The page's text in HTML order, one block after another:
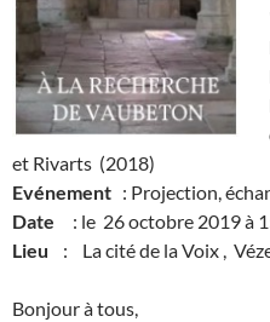
et Rivarts (2018)
Evénement : Projection,
Date
: le 26 octobre 2019 à
Lieu
: La cité de la Voix ,
Bonjour à tous,